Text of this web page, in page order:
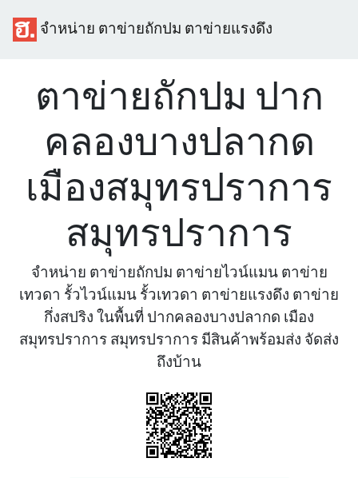
จำหน่าย ตาข่ายถักปม ตาข่ายแรงดึง
ตาข่ายถักปม ปาก
คลองบางปลากด
เมืองสมุทรปราการ
สมุทรปราการ
จำหน่าย ตาข่ายถักปม ตาข่ายไวน์แมน ตาข่าย
เทวดา รั้วไวน์แมน รั้วเทวดา ตาข่ายแรงดึง ตาข่าย
กึ่งสปริง ในพื้นที่ ปากคลองบางปลากด เมือง
สมุทรปราการ สมุทรปราการ มีสินค้าพร้อมส่ง จัดส่ง
ถึงบ้าน